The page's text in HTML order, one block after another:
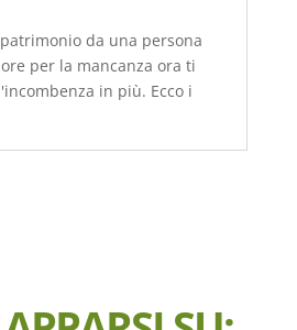
da una persona
per la mancanza ora ti
in più. Ecco i